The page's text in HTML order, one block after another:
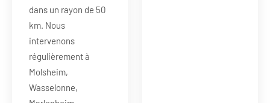
dans un rayon de 50
km. Nous
intervenons
régulièrement à
Molsheim,
Wasselonne,